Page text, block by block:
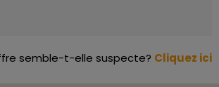
semble-t-elle suspecte? Cliquez ici